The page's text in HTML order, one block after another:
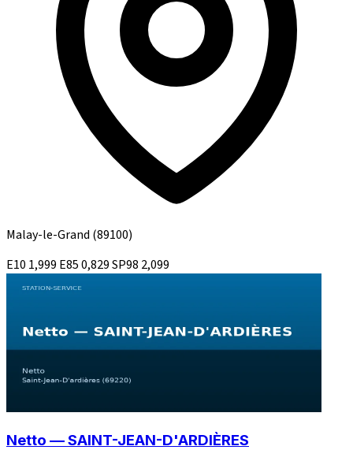
Malay-le-Grand (89100)
E10 1,999 E850,829SP98 2,099
Netto — SAINT-JEAN-D'ARDIÈRES